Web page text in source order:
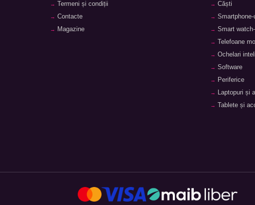
Termeni și condiții
Contacte
Magazine
Căști
Smartphone-
Smart
Telefoane
Ochelari
Software
Periferice
Laptopuri și
Tablete și